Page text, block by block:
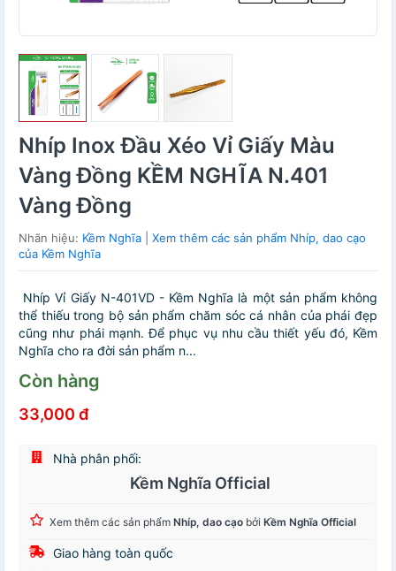
Nhíp Inox Đầu Xéo Vỉ Giấy Màu
Vàng Đồng KỀM NGHĨA N.401
Vàng Đồng
Nhãn hiệu: Kềm Nghĩa
Xem thêm các sản phẩm Nhíp, dao cạo
của Kềm Nghĩa
Nhíp Vỉ Giấy N-401VD - Kềm Nghĩa là một sản phẩm không
thể thiếu trong bộ sản phẩm chăm sóc cá nhân của phái đẹp
cũng như phái mạnh. Để phục vụ nhu cầu thiết yếu đó, Kềm
Nghĩa cho ra đời sản phẩm n...
Còn hàng
33,000 đ
Nhà phân phối:
Kềm Nghĩa Official
Xem thêm các sản phẩm Nhíp, dao cạo bởi Kềm Nghĩa Official
Giao hàng toàn quốc